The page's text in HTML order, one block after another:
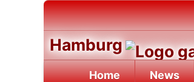
Hamburg
Home News